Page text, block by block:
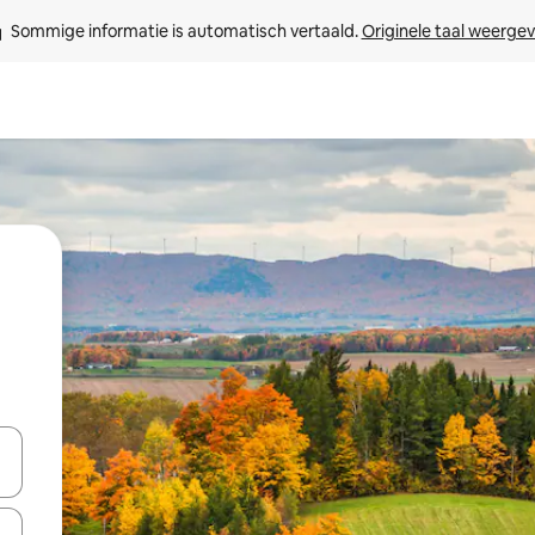
Sommige informatie is automatisch vertaald. Originele taal
keuze met je de pijltjestoetsen omhoog en omlaag, óf door te